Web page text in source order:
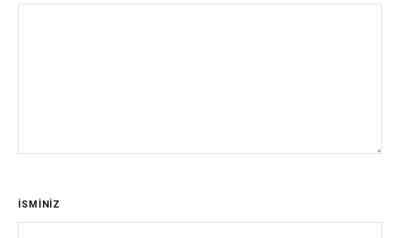
İSMİNİZ